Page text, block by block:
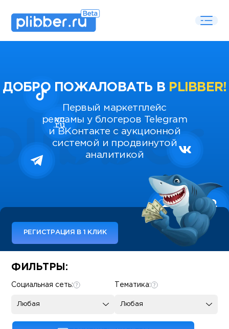
ДОБРО ПОЖАЛОВАТЬ В PLIBBER!
Первый маркетплейс
рекламы у блогеров Telegram
и ВКонтакте с аукционной
системой и продвинутой
аналитикой
РЕГИСТРАЦИЯ В 1 КЛИК
Some SEO Title
ФИЛЬТРЫ:
Тематика:
Любая
Социальная сеть:
Любая